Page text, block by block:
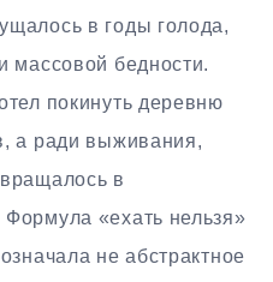
в годы голода,
массовой бедности.
покинуть деревню
а ради выживания,
в
«ехать нельзя»
не абстрактное